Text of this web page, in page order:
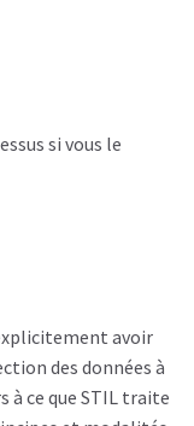
si vous le
avoir
des données à
à ce que STIL traite